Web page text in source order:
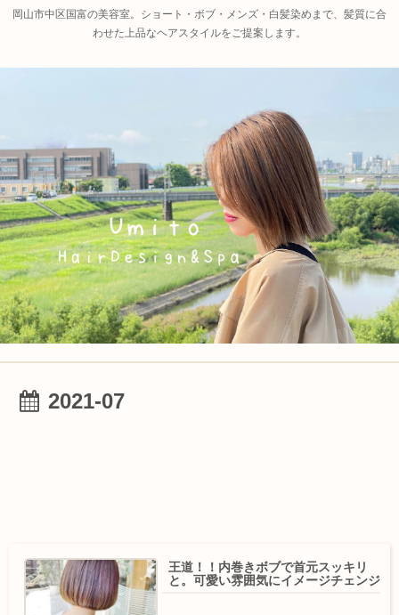
岡山市中区国富の美容室。ショート・ボブ・メンズ・白髪染めまで、髪質に合
わせた上品なヘアスタイルをご提案します。
2021-07
王道！！内巻きボブで首元スッキリ
と。可愛い雰囲気にイメージチェンジ